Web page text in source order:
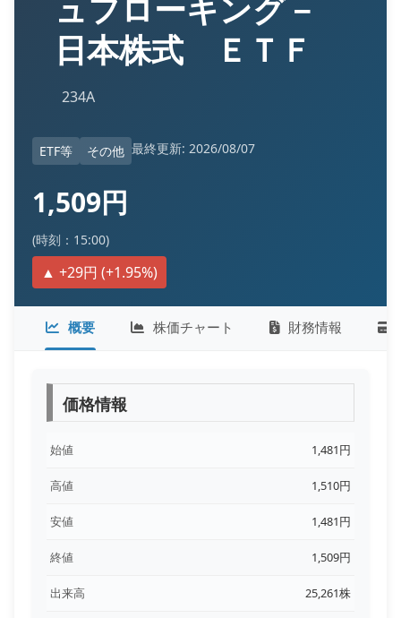
ュフローキング－
日本株式 ＥＴＦ
234A
ETF等 その他 最終更新: 2026/08/07
1,509円
(時刻：15:00)
▲ +29円 (+1.95%)
概要 株価チャート 財務情報
価格情報
始値 1,481円
高値 1,510円
安値 1,481円
終値 1,509円
出来高 25,261株